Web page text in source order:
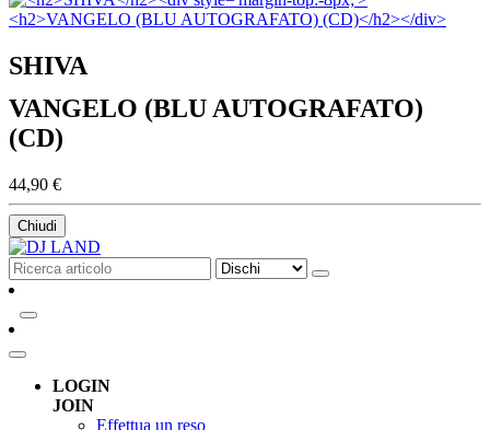
SHIVA
VANGELO (BLU AUTOGRAFATO)
(CD)
44,90 €
Chiudi
LOGIN
JOIN
Effettua un reso